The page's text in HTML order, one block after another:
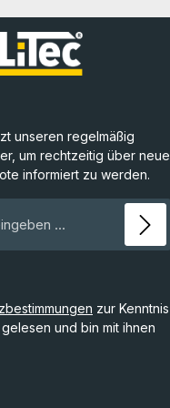
unseren regelmäßig
um rechtzeitig über neue
informiert zu werden.
zur Kenntnis
gelesen und bin mit ihnen